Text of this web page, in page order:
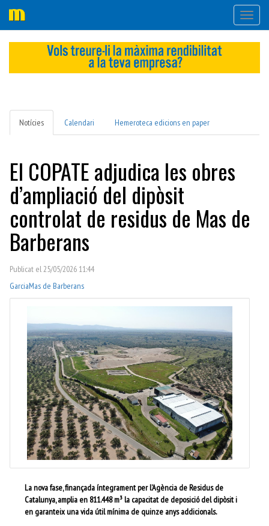
Notícies Calendari Hemeroteca edicions en paper
El COPATE adjudica les obres
d’ampliació del dipòsit
controlat de residus de Mas de
Barberans
Publicat el 25/05/2026 11:44
GarciaMas de Barberans
La nova fase, finançada íntegrament per l’Agència de Residus de
Catalunya, amplia en 811.448 m³ la capacitat de deposició del dipòsit i
en garanteix una vida útil mínima de quinze anys addicionals.